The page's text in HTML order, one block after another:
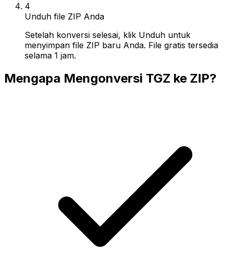
4
Unduh file ZIP Anda
Setelah konversi selesai, klik Unduh untuk
menyimpan file ZIP baru Anda. File gratis tersedia
selama 1 jam.
Mengapa Mengonversi TGZ ke ZIP?